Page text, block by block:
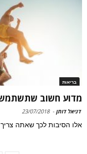
בריאות
מדוע חשוב
דניאל דותן -
23/07/2018
אלו הסיבות לכך שאתה